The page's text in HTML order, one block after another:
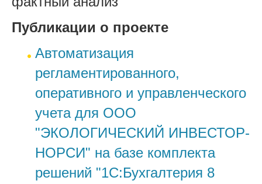
Публикации о проекте
Автоматизация
регламентированного,
оперативного и управленческого
учета для ООО
"ЭКОЛОГИЧЕСКИЙ ИНВЕСТОР-
НОРСИ" на базе комплекта
решений "1С:Бухгалтерия 8